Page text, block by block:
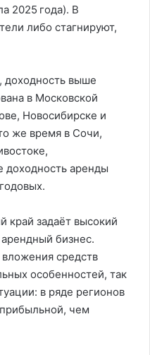
2025 года). В
либо стагнируют,
доходность выше
в Московской
Новосибирске и
же время в Сочи,
доходность аренды
край задаёт высокий
бизнес.
средств
особенностей, так
в ряде регионов
чем